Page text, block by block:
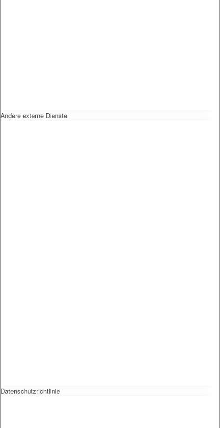
Andere externe Dienste
Datenschutzrichtlinie